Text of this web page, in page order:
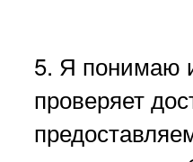
5. Я понимаю
проверяет